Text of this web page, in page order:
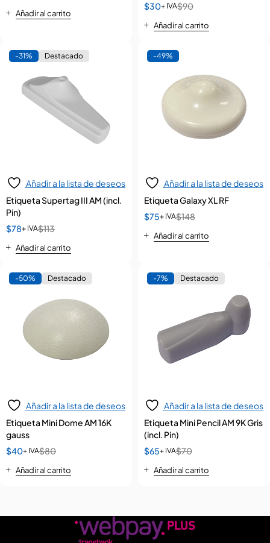
Añadir al carrito
$90
$30+ IVA
Añadir al carrito
-31% Destacado
Añadir a la lista de deseos
Etiqueta Supertag III AM (incl.
Pin)
$113
$78+ IVA
Añadir al carrito
-49%
Añadir a la lista de deseos
Etiqueta Galaxy XL RF
$148
$75+ IVA
Añadir al carrito
-50% Destacado
Añadir a la lista de deseos
Etiqueta Mini Dome AM 16K
gauss
$80
$40+ IVA
Añadir al carrito
-7% Destacado
Añadir a la lista de deseos
Etiqueta Mini Pencil AM 9K Gris
(incl. Pin)
$70
$65+ IVA
Añadir al carrito